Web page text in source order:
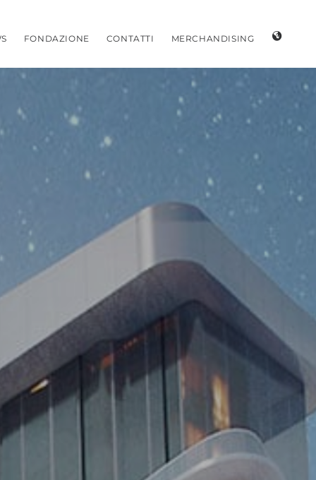
FONDAZIONE CONTATTI MERCHANDISING